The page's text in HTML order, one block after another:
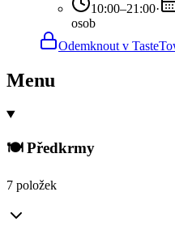
10:00–21:00·
osob
Odemknout v
Menu
🍽 Předkrmy
7 položek